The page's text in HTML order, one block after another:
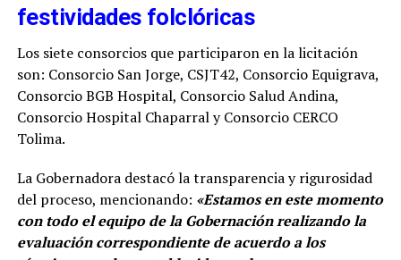
festividades folclóricas
Los siete consorcios que participaron en la licitación
son: Consorcio San Jorge, CSJT42, Consorcio Equigrava,
Consorcio BGB Hospital, Consorcio Salud Andina,
Consorcio Hospital Chaparral y Consorcio CERCO
Tolima.
La Gobernadora destacó la transparencia y rigurosidad
del proceso, mencionando: «Estamos en este momento
con todo el equipo de la Gobernación realizando la
evaluación correspondiente de acuerdo a los